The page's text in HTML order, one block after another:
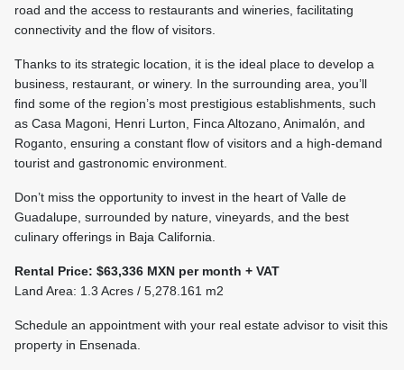
road and the access to restaurants and wineries, facilitating
connectivity and the flow of visitors.
Thanks to its strategic location, it is the ideal place to develop a
business, restaurant, or winery. In the surrounding area, you’ll
find some of the region’s most prestigious establishments, such
as Casa Magoni, Henri Lurton, Finca Altozano, Animalón, and
Roganto, ensuring a constant flow of visitors and a high-demand
tourist and gastronomic environment.
Don’t miss the opportunity to invest in the heart of Valle de
Guadalupe, surrounded by nature, vineyards, and the best
culinary offerings in Baja California.
Rental Price: $63,336 MXN per month + VAT
Land Area: 1.3 Acres / 5,278.161 m2
Schedule an appointment with your real estate advisor to visit this
property in Ensenada.